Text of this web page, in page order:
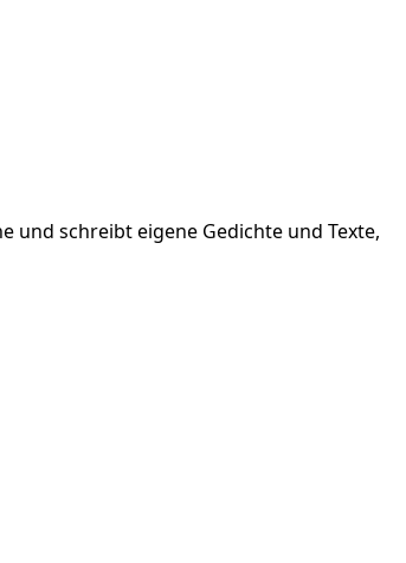
und schreibt eigene Gedichte und Texte,